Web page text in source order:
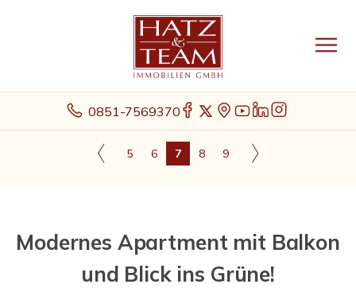
0851-7569370
5 6 7 8 9
Modernes Apartment mit Balkon
und Blick ins Grüne!